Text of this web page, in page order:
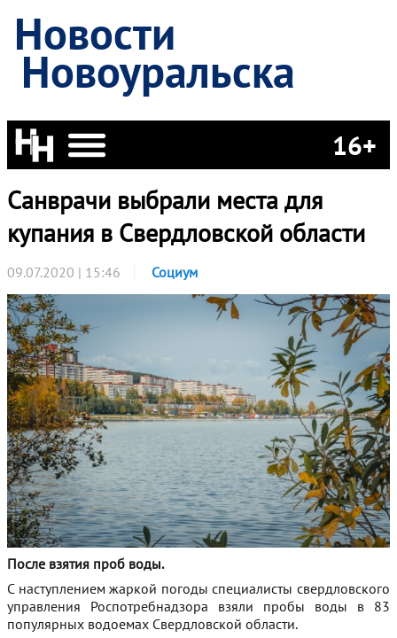
Новости
Новоуральска
16+
Санврачи выбрали места для
купания в Свердловской области
09.07.2020 | 15:46 Социум
После взятия проб воды.
С наступлением жаркой погоды специалисты свердловского
управления Роспотребнадзора взяли пробы воды в 83
популярных водоемах Свердловской области.